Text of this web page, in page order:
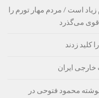
است / مردم مهار تورم را
قوی می‌گذرد
زدند
ایران
محمود فتوحی در